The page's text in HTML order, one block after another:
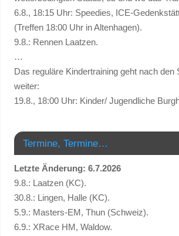
6.8., 18:15 Uhr: Speedies, ICE-
(Treffen 18:00 Uhr in Altenhagen).
9.8.: Rennen Laatzen.
…
Das reguläre Kindertraining geht nach den
weiter:
19.8., 18:00 Uhr: Kinder/ Jugendliche
Termine, Termine…
Letzte Änderung: 6.7.2026
9.8.: Laatzen (KC).
30.8.: Lingen, Halle (KC).
5.9.: Masters-EM, Thun (Schweiz).
6.9.: XRace HM, Waldow.